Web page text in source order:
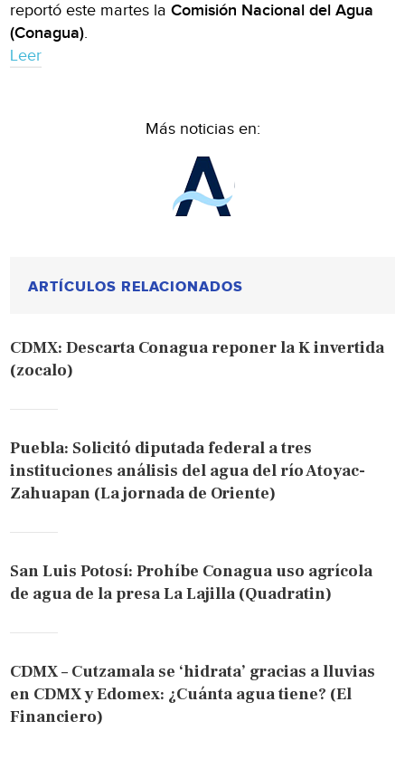
reportó este martes laComisión Nacional del Agua
(Conagua).
Leer
Más noticias en:
ARTÍCULOS RELACIONADOS
CDMX: Descarta Conagua reponer la K invertida
(zocalo)
Puebla: Solicitó diputada federal a tres
instituciones análisis del agua del río Atoyac-
Zahuapan (La jornada de Oriente)
San Luis Potosí: Prohíbe Conagua uso agrícola
de agua de la presa La Lajilla (Quadratin)
CDMX – Cutzamala se ‘hidrata’ gracias a lluvias
en CDMX y Edomex: ¿Cuánta agua tiene? (El
Financiero)